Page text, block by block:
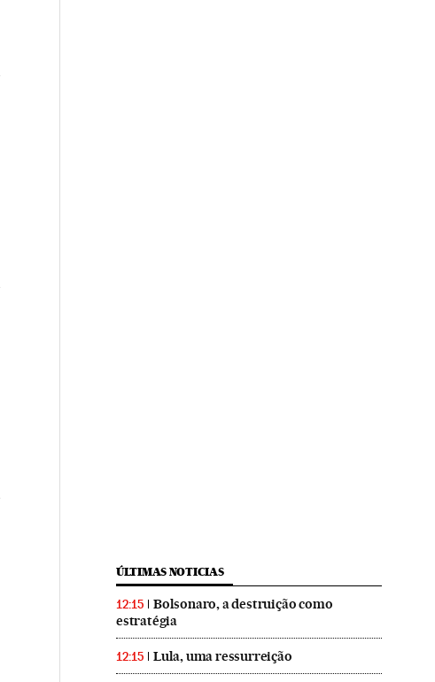
ÚLTIMAS NOTICIAS
12:15
Bolsonaro, a destruição como
estratégia
12:15 Lula, uma ressurreição